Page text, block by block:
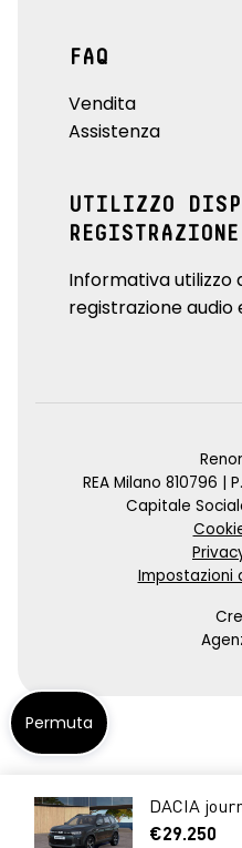
DACIA
€29.250
FAQ
Vendita
Assistenza
UTILIZZO
REGISTRAZIONE
Informativa utilizzo
registrazione audio
REA Milano 810796 |
Capitale
Impostazioni
Permuta